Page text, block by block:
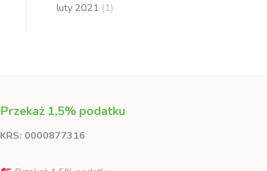
luty 2021 (1)
Przekaż 1,5% podatku
KRS: 0000877316